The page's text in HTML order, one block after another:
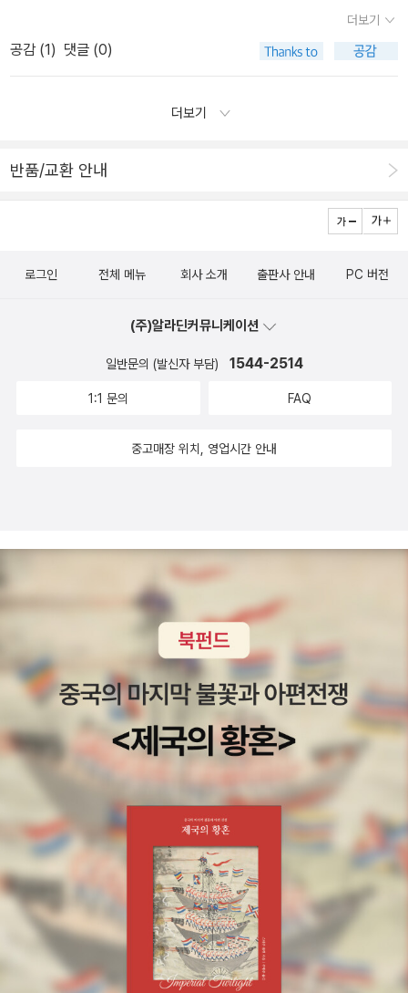
법 등은 우리의 실생활에 많은 도움을 주는 정보들입니다. 야간매점
이라는 코너를 통해 출연자들이 만들었던 밤참 레시피. 어떤 음식들
에피소드도 함께 만날수 있습니다. 단순한 음식을 떠나 재미있는 요
co.kr/714960143/6651080우리 마을처럼 지구촌 시대 어린이를
을 보여주는 사랑스런 그림책! <세계와 만나는 그림책>과 <처음 만
(무라타 히로코)의 작품이다.우리가 흔히 '다르다'를 '틀리다'로 표현
'다름'을 깨우치는 책이다.[인문/사회/과학/예술] 분야 맥거핀 님의
평등은 왜 감소하지 않는가? 아니 감소하기는 커녕 왜 도리어 가속도
를 붙여가고 있는가? 그것은 단적으로 말해 '소수의 부가 우리 모두에
(이를 용어로는 '낙수효과'라고 부를 수도 있다. 우리나라의 경우라면
에 자리잡은 '교의'를 직접 공략하는 것이 아니다. 그보다는 그 '교
의'에 내재한 '부정의의 교의'의 기만들을 살펴보도록 하는 것이다. '부
정의의 교의'는 큰 소리로 선언되는 확신들을 뒷받침하고 '타당한' 것
처럼 보이게 하는 암묵적인 전제들로서, 지금까지 숙고되거나 검토된
적이 거의 없다. 그것들은 언제나 암시만 될 뿐 분명하게 표현되는 적
이 거의 없다. 하지만 우리는 그러한 믿음들을 가지고 생각한다(p. 3
5~36). 다시 말해서 우리가 믿고 있는 이 '기이한 믿음'에는 몇 가지
의 암묵적인 믿음들이 내재되어 있으며, 이 믿음들을 살펴보는 것이
더 중요하다는 것이 바우만의 말이다. 가연 님의 리뷰 http://blog.al
adin.co.kr/760670127/6629638그렇다면 러셀의 핵심은 무엇
인가? 러셀이 살아가면서 절대로 바뀌지 않을 그 신념, 사상, 심성은
도대체 어떤 것일까? 이 책이 아니라 다른 책들을 참조하여야 할 것
인가? 아니다. 굳이 그럴 필요까지는 없다. 그것은 명징하게도 이 책
에 적혀있다. '눈 앞의 비교적 확실한 악을 내버려두고 미래의 비교적
불확실한 미덕을 택해서는 안된다.' 라는 말이다. 몇 번이고 재반복되
며 이 책에 나타나는 저 주제가 바로 러셀 본인의 신념이자 절대로 깎
여나가지 않을 심성이다. 그런데 어째서 러셀은 이런 신념을 품게 된
것일까? 그것은 러셀 본인의 심성과 관련이 있다. 어린 시절 자살을
를 진지하게 정리해야 했고, 요리를 소개하고 싶었다면 요리책의 독
자들이 공감할 수 있는 매뉴얼을 만들어야 했다. 아마 그들은 두 마리
거들조차 꺼리는 '캡쳐'로 대신하진 않았을 것이다. 그런데 이 책이
다. * 알라딘 공식 신간평가단의 투표를 통해 선정된 우수 도서를
수업의 비밀이 이 책 한 권에 고스란히 담겨 있다. 책 소개 중에서 주
부이지만 요리와는 거리가 멀어 가족들에게 늘 미안한 마음입니다.
리들을 한 권의 책으로 담아냈다. 38개의 등록메뉴와, 등록에 성공하
로 담아냈다. - 책 소개 중에서 요즘 해피투게더를 보고 있는 이유 중
을 보면서 한번쯤은 만들어 먹게 되는 메뉴들이 많더라구요.
네요 모리스 샌닥의 유작으로 유명한 작품이지요. 모리스 샌닥
의 책을 좋아하는 터라 꼭 읽어주고 싶었던 그리고 사주고 싶었던 책
이랍니다.어떤 내용일지 정말 궁금한 책이예요 앤서니 브라운의
인기는 정말 식을줄을 몰라요.우리집에도 몇권있는데 많은 생각을 하
더라구요 어릴적 한때 하와이는 꿈의 동경의 여행지였던 때가
있었어요친구들 중에는 실제 하와이에 다녀온 친구들이 제법 있는
데..전 아직 생각도 못해보고 있네요. 언젠가 아이에게 그 멋진 휴양지
더보기
공감 (1) 댓글 (0)
더보기
반품/교환 안내
로그인 전체 메뉴 회사 소개 출판사 안내 PC 버전
(주)알라딘커뮤니케이션
일반문의 (발신자 부담) 1544-2514
1:1 문의 FAQ
중고매장 위치, 영업시간 안내